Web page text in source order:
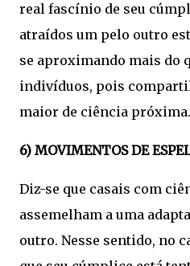
real fascínio de seu
atraídos um pelo outro
se aproximando mais do
indivíduos, pois
maior de ciência próxima.
6) MOVIMENTOS DE
Diz-se que casais com
assemelham a uma
outro. Nesse sentido, no